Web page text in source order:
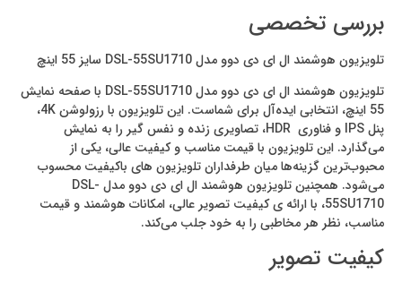
بررسی تخصصی
تلویزیون هوشمند ال ای دی دوو مدل DSL-55SU1710 سایز 55 اینچ
تلویزیون هوشمند ال ای دی دوو مدل DSL-55SU1710 با صفحه نمایش
55 اینچ، انتخابی ایده‌آل برای شماست. این تلویزیون با رزولوشن 4K،
پنل IPS و فناوری HDR، تصاویری زنده و نفس گیر را به نمایش
می‌گذارد. این تلویزیون با قیمت مناسب و کیفیت عالی، یکی از
محبوب‌ترین گزینه‌ها میان طرفداران تلویزیون های باکیفیت محسوب
می‌شود. همچنین تلویزیون هوشمند ال ای دی دوو مدل DSL-
55SU1710، با ارائه ی کیفیت تصویر عالی، امکانات هوشمند و قیمت
مناسب، نظر هر مخاطبی را به خود جلب می‌کند.
کیفیت تصویر